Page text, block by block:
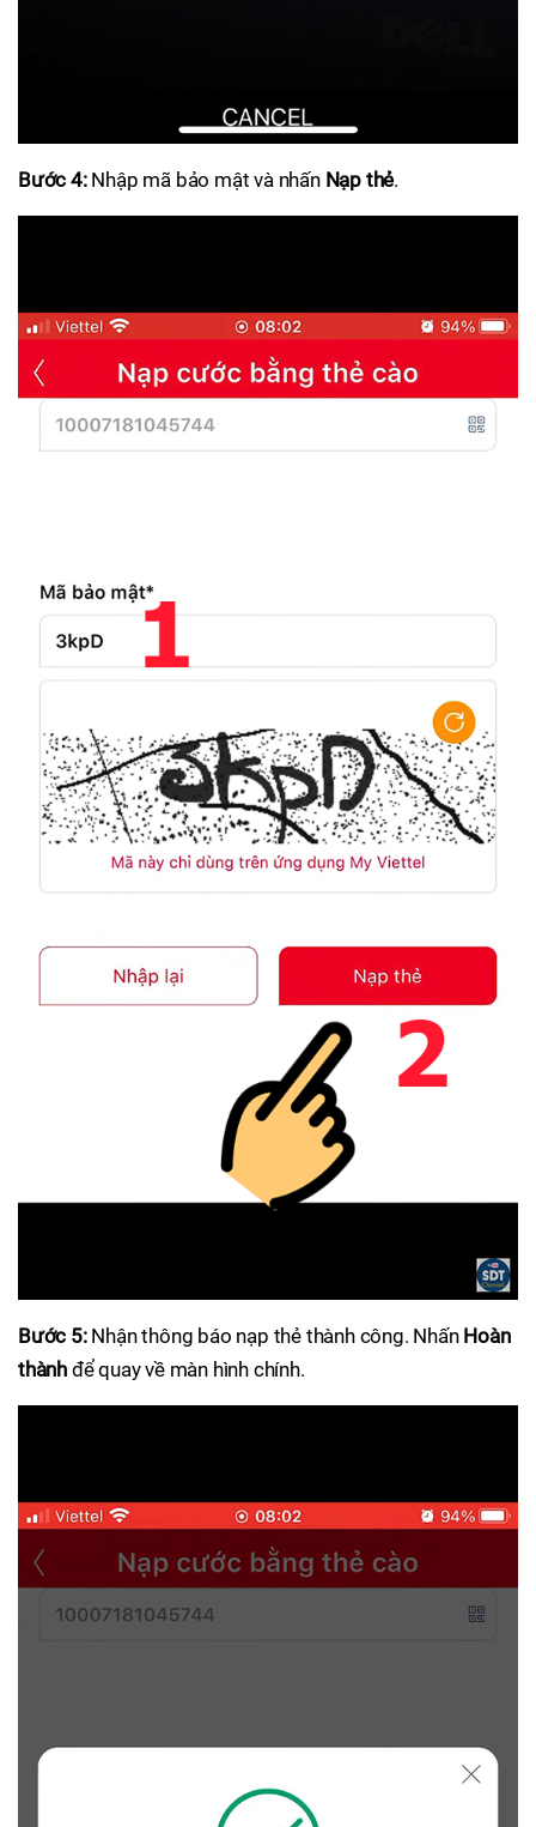
Bước 4:Nhập mã bảo mật và nhấn Nạp thẻ.
Bước 5:Nhận thông báo nạp thẻ thành công. Nhấn Hoàn
thành để quay về màn hình chính.